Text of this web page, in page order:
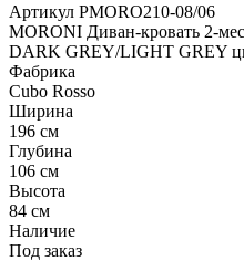
Артикул PMORO210-08/06
MORONI Диван-кровать 2-
DARK GREY/LIGHT GREY
Фабрика
Cubo Rosso
Ширина
196 см
Глубина
106 см
Высота
84 см
Наличие
Под заказ